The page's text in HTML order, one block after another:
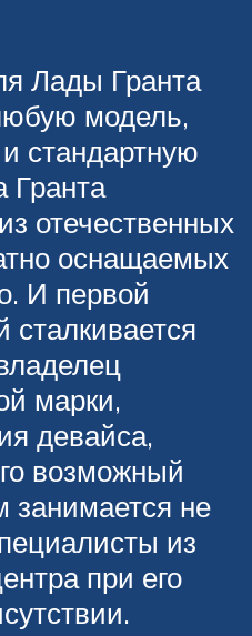
Лады Гранта
модель,
стандартную
Гранта
отечественных
оснащаемых
И первой
сталкивается
марки,
девайса,
возможный
занимается не
из
при его